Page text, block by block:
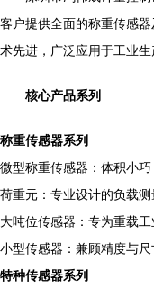
客户提供全面的称重传感
术先进，广泛应用于工业
核心产品系列
称重传感器系列
微型称重传感器：体积小
荷重元：专业设计的负载
大吨位传感器：专为重载
小型传感器：兼顾精度与
特种传感器系列